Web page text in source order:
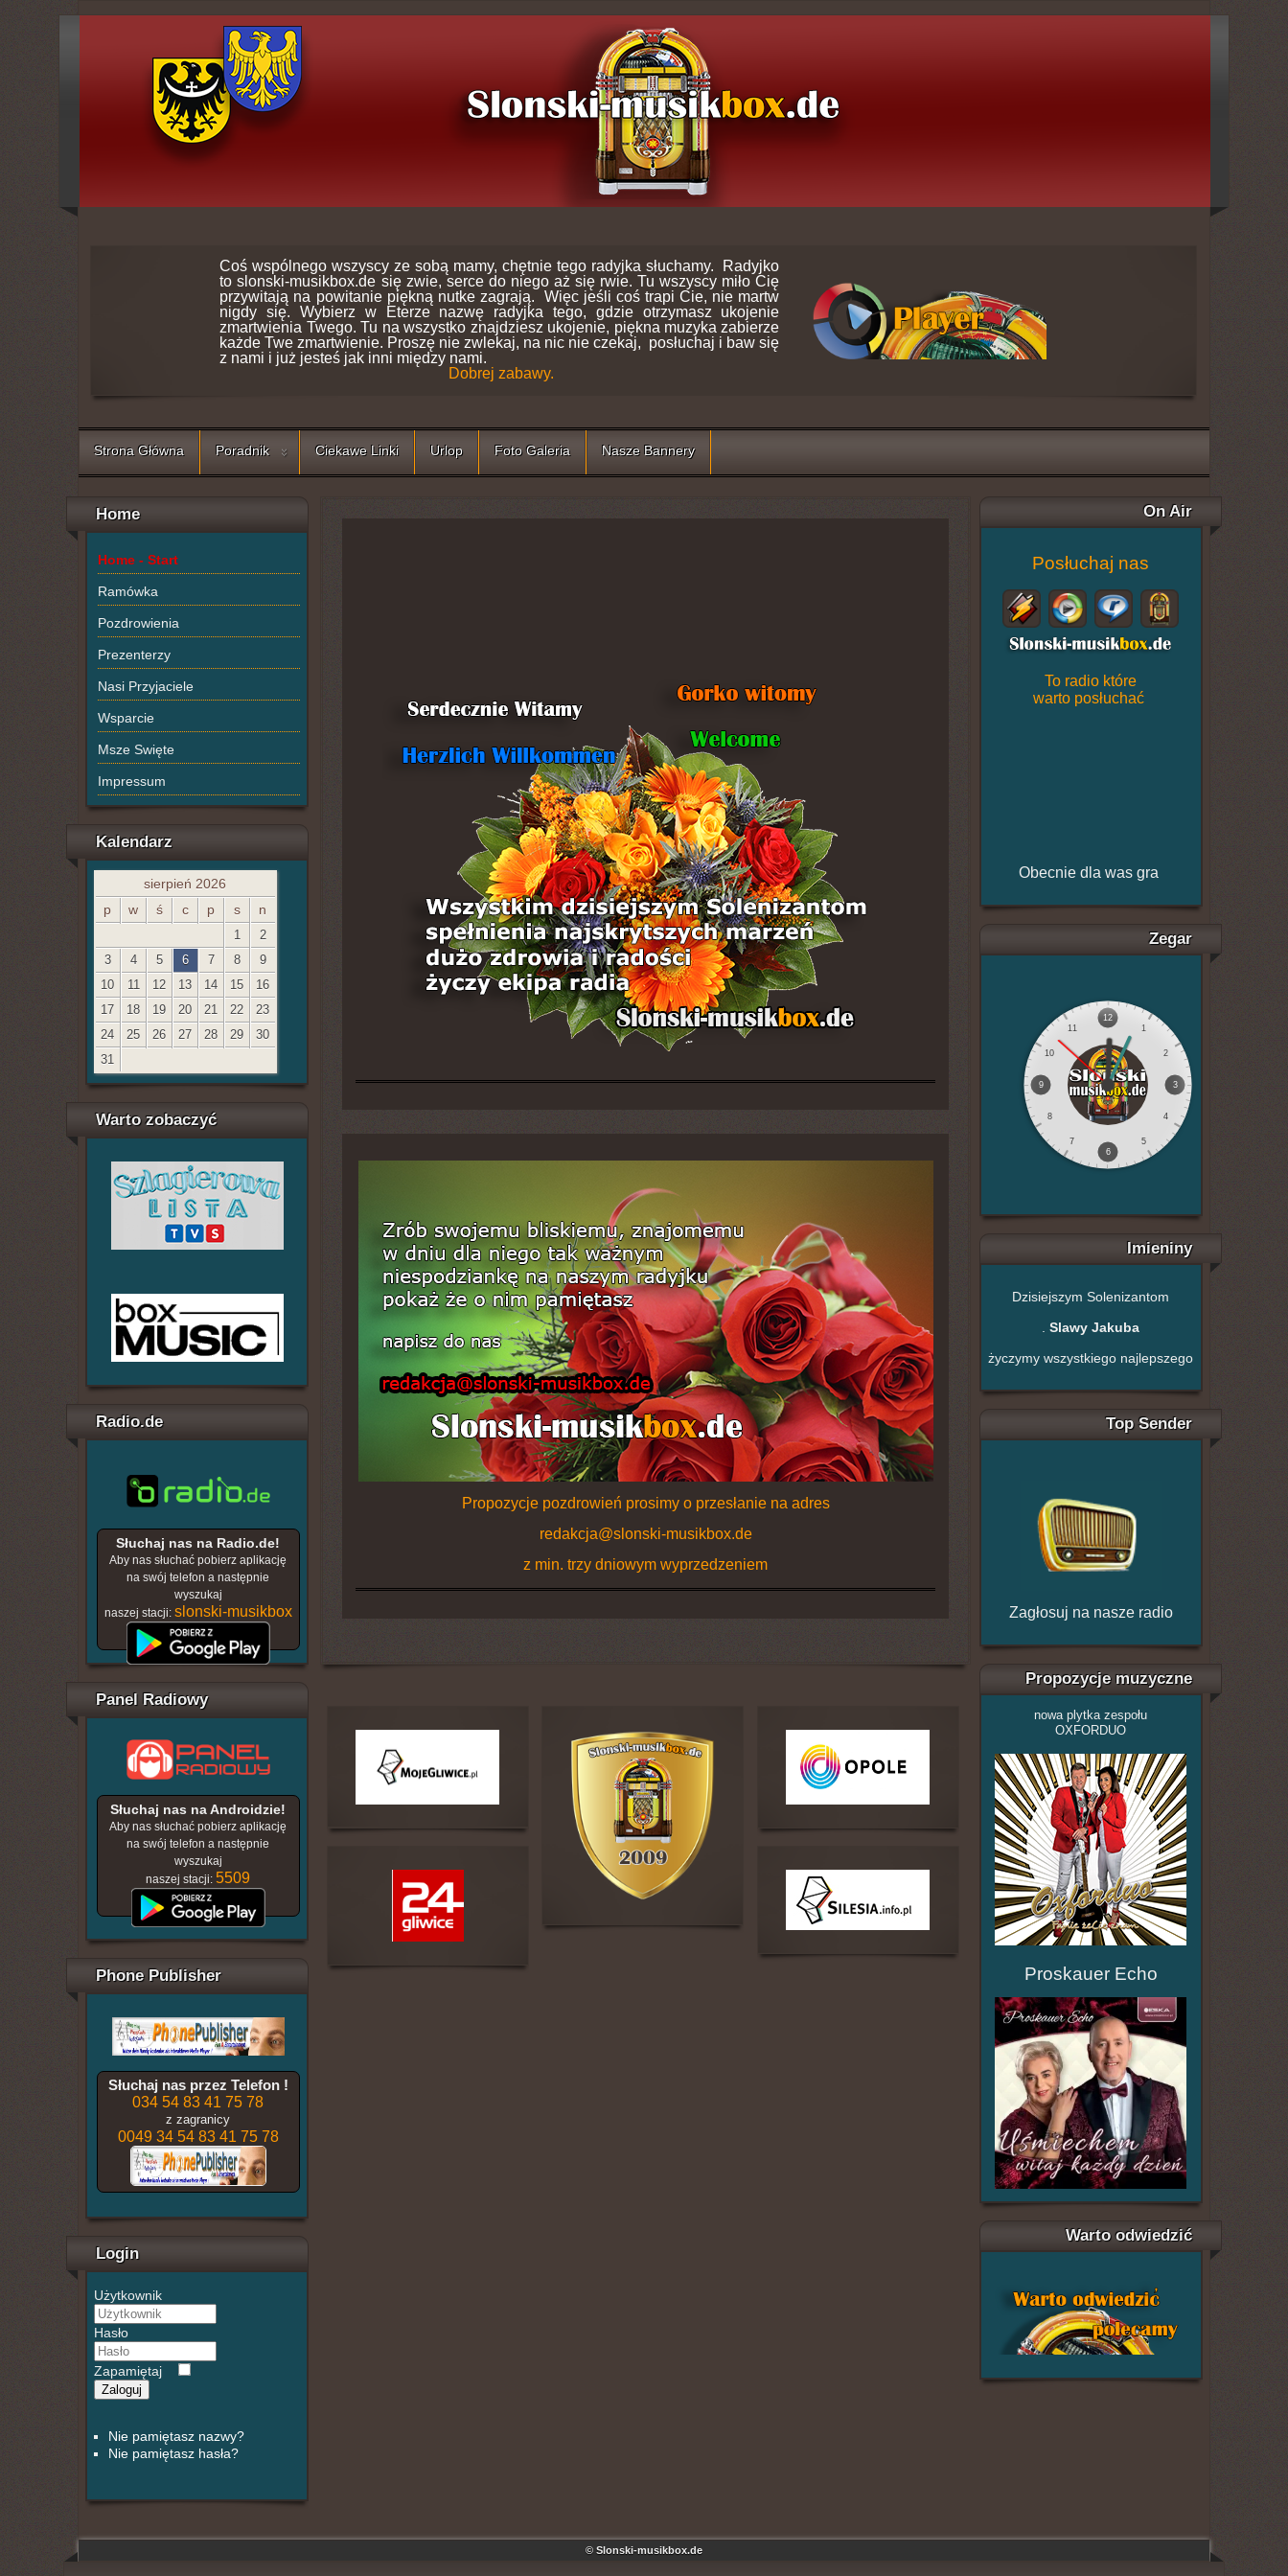
Coś wspólnego wszyscy ze sobą mamy, chętnie tego radyjka słuchamy. Radyjko
to slonski-musikbox.de się zwie, serce do niego aż się rwie. Tu wszyscy miło Cię
przywitają na powitanie piękną nutke zagrają. Więc jeśli coś trapi Cie, nie martw
nigdy się. Wybierz w Eterze nazwę radyjka tego, gdzie otrzymasz ukojenie
zmartwienia Twego. Tu na wszystko znajdziesz ukojenie, piękna muzyka zabierze
każde Twe zmartwienie. Proszę nie zwlekaj, na nic nie czekaj, posłuchaj i baw się
z nami i już jesteś jak inni między nami.
Dobrej zabawy.
Strona Główna Poradnik Ciekawe Linki Urlop Foto Galeria Nasze Bannery
Home
Home - Start
Ramówka
Pozdrowienia
Prezenterzy
Nasi Przyjaciele
Wsparcie
Msze Swięte
Impressum
Kalendarz
sierpień 2026
p
w ś c p s n
1
2
3
4 5 6 7 8
9
10
11 12 13 14 15
16
17
18 19 20 21 22
23
24
25 26 27 28 29
30
31
Warto zobaczyć
Radio.de
Słuchaj nas na Radio.de!
Aby nas słuchać pobierz aplikację
na swój telefon a następnie
wyszukaj
naszej stacji: slonski-musikbox
Panel Radiowy
Słuchaj nas na Androidzie!
Aby nas słuchać pobierz aplikację
na swój telefon a następnie
wyszukaj
naszej stacji:5509
Phone Publisher
Słuchaj nas przez Telefon !
034 54 83 41 75 78
z zagranicy
0049 34 54 83 41 75 78
Login
Użytkownik
Hasło
Zapamiętaj
Zaloguj
Nie pamiętasz nazwy?
Nie pamiętasz hasła?
Propozycje pozdrowień prosimy o przesłanie na adres
redakcja@slonski-musikbox.de
z min. trzy dniowym wyprzedzeniem
On Air
Posłuchaj nas
To radio które
warto posłuchać
Obecnie dla was gra
Zegar
1
2
3
4
5
6
7
8
9
10
11
12
Imieniny
Dzisiejszym Solenizantom
.Slawy Jakuba
życzymy wszystkiego najlepszego
Top Sender
Zagłosuj na nasze radio
Propozycje muzyczne
nowa plytka zespołu
OXFORDUO
Proskauer Echo
Warto odwiedzić
© Slonski-musikbox.de